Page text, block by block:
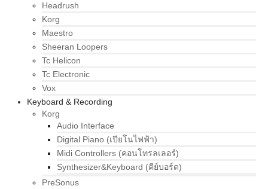
Headrush
Korg
Maestro
Sheeran Loopers
Tc Helicon
Tc Electronic
Vox
Keyboard & Recording
Korg
Audio Interface
Digital Piano (เปียโนไฟฟ้า)
Midi Controllers (คอนโทรลเลอร์)
Synthesizer&Keyboard (คีย์บอร์ด)
PreSonus